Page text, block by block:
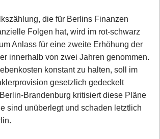
die für Berlins Finanzen
Folgen hat, wird im rot-schwarz
Anlass für eine zweite Erhöhung der
innerhalb von zwei Jahren genommen.
konstant zu halten, soll im
gesetzlich gedeckelt
Brandenburg kritisiert diese Pläne
sind unüberlegt und schaden letztlich